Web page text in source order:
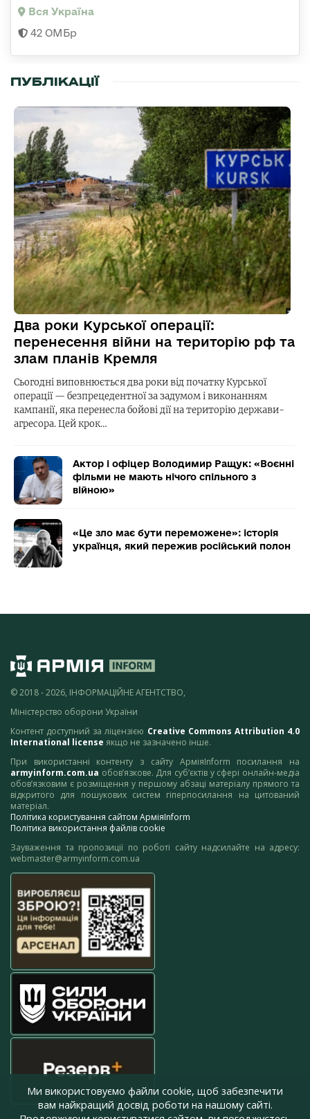
Вся Україна
42 ОМБр
ПУБЛІКАЦІЇ
Два роки Курської операції:
перенесення війни на територію рф та
злам планів Кремля
Сьогодні виповнюється два роки від початку Курської
операції — безпрецедентної за задумом і виконанням
кампанії, яка перенесла бойові дії на територію держави-
агресора. Цей крок…
Актор і офіцер Володимир Ращук: «Воєнні
фільми не мають нічого спільного з
війною»
«Це зло має бути переможене»: історія
українця, який пережив російський полон
© 2018 - 2026, ІНФОРМАЦІЙНЕ АГЕНТСТВО,
Міністерство оборони України
Контент доступний за ліцензією Creative Commons Attribution 4.0
International license якщо не зазначено інше.
При використанні контенту з сайту АрміяInform посилання на
armyinform.com.ua обов’язкове. Для суб’єктів у сфері онлайн-медіа
обов’язковим є розміщення у першому абзаці матеріалу прямого та
відкритого для пошукових систем гіперпосилання на цитований
матеріал.
Політика користування сайтом АрміяInform
Політика використання файлів cookie
Зауваження та пропозиції по роботі сайту надсилайте на адресу:
webmaster@armyinform.com.ua
Ми використовуємо файли cookie, щоб забезпечити
вам найкращий досвід роботи на нашому сайті.